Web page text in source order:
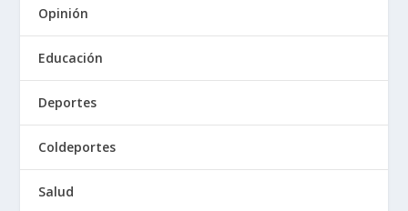
Opinión
Educación
Deportes
Coldeportes
Salud